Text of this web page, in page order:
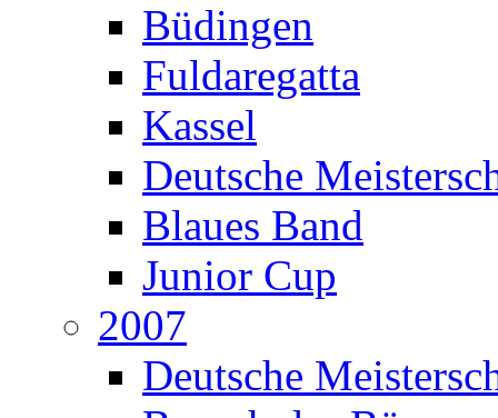
Büdingen
Fuldaregatta
Kassel
Deutsche
Blaues Band
Junior Cup
2007
Deutsche